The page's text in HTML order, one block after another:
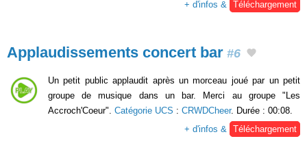
+ d'infos &
Téléchargement
Applaudissements concert bar #6
Un petit public applaudit après un morceau joué par un petit
groupe de musique dans un bar. Merci au groupe "Les
Accroch'Coeur". Catégorie UCS : CRWDCheer. Durée : 00:08.
+ d'infos &
Téléchargement